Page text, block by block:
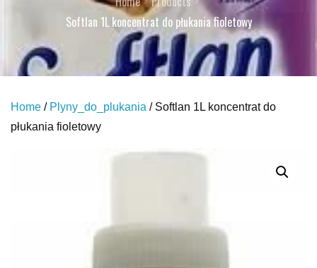
Softlan 1L koncentrat do płukania fioletowy
Home / Plyny_do_plukania / Softlan 1L koncentrat do
płukania fioletowy